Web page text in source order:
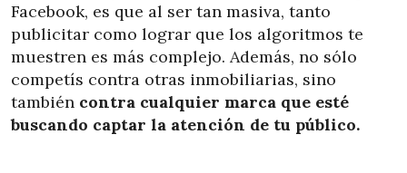
Facebook, es que al ser tan masiva, tanto
publicitar como lograr que los algoritmos te
muestren es más complejo. Además, no sólo
competís contra otras inmobiliarias, sino
también contra cualquier marca que esté
buscando captar la atención de tu público.